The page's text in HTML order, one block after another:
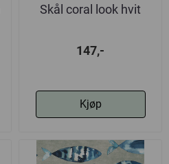
Skål coral look hvit
147,-
Kjøp